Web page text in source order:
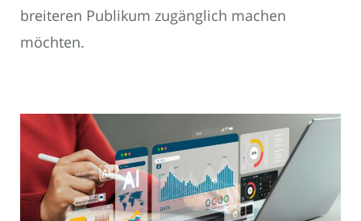
breiteren Publikum zugänglich machen
möchten.